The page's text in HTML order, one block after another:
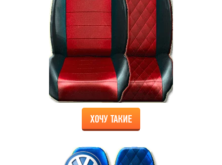
ХОЧУ ТАКИЕ